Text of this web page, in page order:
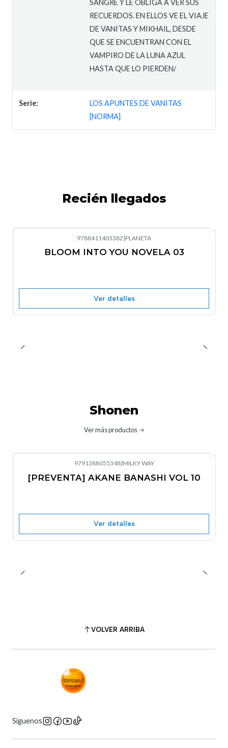
SANGRE Y LE OBLIGA A VER SUS
RECUERDOS. EN ELLOS VE EL VIAJE
DE VANITAS Y MIKHAIL, DESDE
QUE SE ENCUENTRAN CON EL
VAMPIRO DE LA LUNA AZUL
HASTA QUE LO PIERDEN/
Serie:
LOS APUNTES DE VANITAS
[NORMA]
Recién llegados
Nuevo
9788411403382 |PLANETA
BLOOM INTO YOU NOVELA 03
Ver detalles
Shonen
Ver más productos
No disponible
9791388055348|MILKY WAY
[PREVENTA] AKANE BANASHI VOL 10
Ver detalles
VOLVER ARRIBA
Síguenos